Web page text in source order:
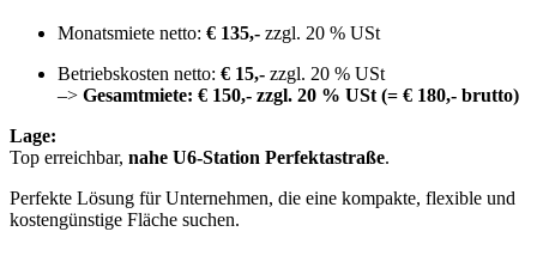
Monatsmiete netto: € 135,- zzgl. 20 % USt
Betriebskosten netto: € 15,- zzgl. 20 % USt
–> Gesamtmiete: € 150,- zzgl. 20 % USt (= € 180,- brutto)
Lage:
Top erreichbar, nahe U6-Station Perfektastraße.
Perfekte Lösung für Unternehmen, die eine kompakte, flexible und
kostengünstige Fläche suchen.